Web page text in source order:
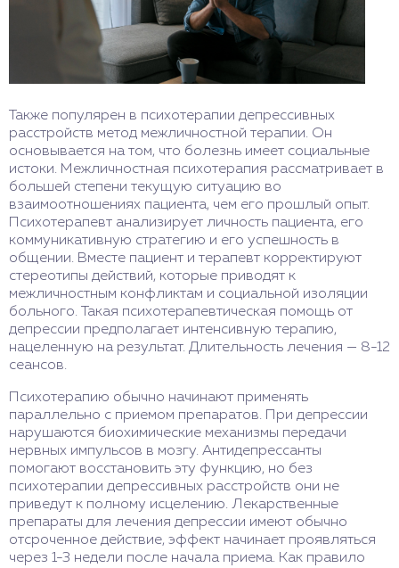
Также популярен в психотерапии депрессивных
расстройств метод межличностной терапии. Он
основывается на том, что болезнь имеет социальные
истоки. Межличностная психотерапия рассматривает в
большей степени текущую ситуацию во
взаимоотношениях пациента, чем его прошлый опыт.
Психотерапевт анализирует личность пациента, его
коммуникативную стратегию и его успешность в
общении. Вместе пациент и терапевт корректируют
стереотипы действий, которые приводят к
межличностным конфликтам и социальной изоляции
больного. Такая психотерапевтическая помощь от
депрессии предполагает интенсивную терапию,
нацеленную на результат. Длительность лечения — 8-12
сеансов.
Психотерапию обычно начинают применять
параллельно с приемом препаратов. При депрессии
нарушаются биохимические механизмы передачи
нервных импульсов в мозгу. Антидепрессанты
помогают восстановить эту функцию, но без
психотерапии депрессивных расстройств они не
приведут к полному исцелению. Лекарственные
препараты для лечения депрессии имеют обычно
отсроченное действие, эффект начинает проявляться
через 1-3 недели после начала приема. Как правило